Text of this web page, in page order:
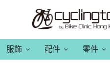
服飾 配件 零件